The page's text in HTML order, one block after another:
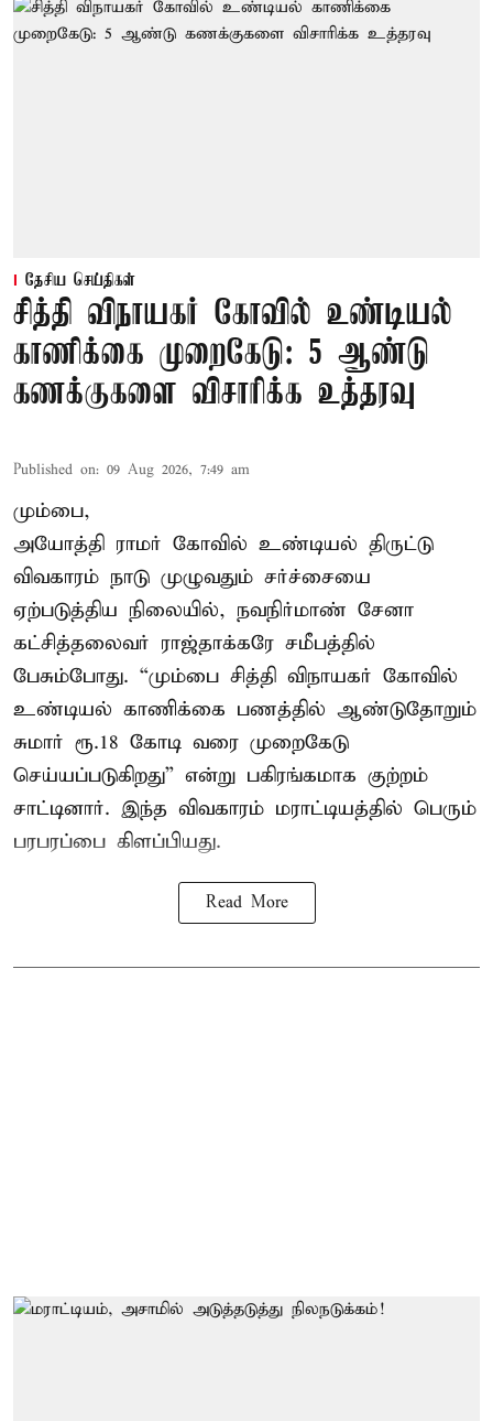
தேசிய செய்திகள்
சித்தி விநாயகர் கோவில் உண்டியல்
காணிக்கை முறைகேடு: 5 ஆண்டு
கணக்குகளை விசாரிக்க உத்தரவு
Published on: 09 Aug 2026, 7:49 am
மும்பை,
அயோத்தி ராமர் கோவில் உண்டியல் திருட்டு
விவகாரம் நாடு முழுவதும் சர்ச்சையை
ஏற்படுத்திய நிலையில், நவநிர்மாண் சேனா
கட்சித்தலைவர் ராஜ்தாக்கரே சமீபத்தில்
பேசும்போது. “மும்பை சித்தி விநாயகர் கோவில்
உண்டியல் காணிக்கை பணத்தில் ஆண்டுதோறும்
சுமார் ரூ.18 கோடி வரை முறைகேடு
செய்யப்படுகிறது” என்று பகிரங்கமாக குற்றம்
சாட்டினார். இந்த விவகாரம் மராட்டியத்தில் பெரும்
பரபரப்பை கிளப்பியது.
Read More